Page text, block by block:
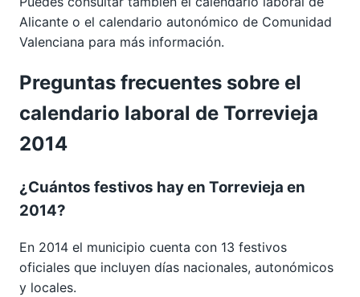
Alicante o el calendario autonómico de Comunidad
Valenciana para más información.
Preguntas frecuentes sobre el
calendario laboral de Torrevieja
2014
¿Cuántos festivos hay en Torrevieja en
2014?
En 2014 el municipio cuenta con 13 festivos
oficiales que incluyen días nacionales, autonómicos
y locales.